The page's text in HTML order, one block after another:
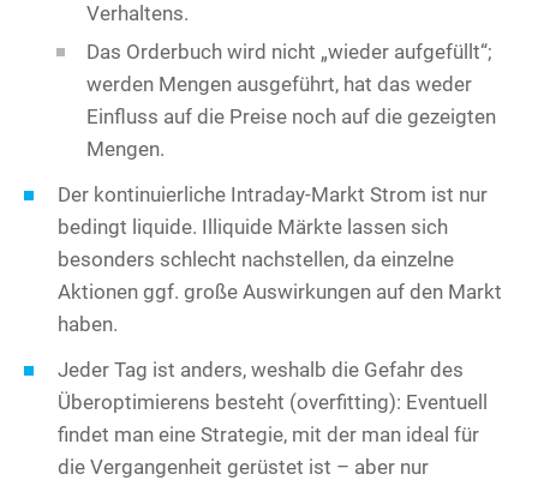
Verhaltens.
Das Orderbuch wird nicht „wieder aufgefüllt“;
werden Mengen ausgeführt, hat das weder
Einfluss auf die Preise noch auf die gezeigten
Mengen.
Der kontinuierliche Intraday-Markt Strom ist nur
bedingt liquide. Illiquide Märkte lassen sich
besonders schlecht nachstellen, da einzelne
Aktionen ggf. große Auswirkungen auf den Markt
haben.
Jeder Tag ist anders, weshalb die Gefahr des
Überoptimierens besteht (overfitting): Eventuell
findet man eine Strategie, mit der man ideal für
die Vergangenheit gerüstet ist – aber nur